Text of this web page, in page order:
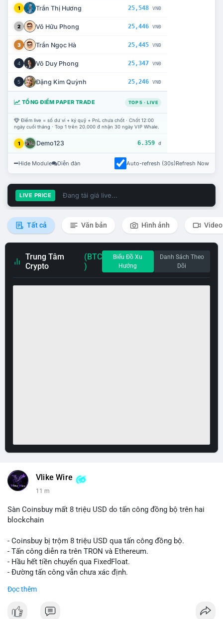
1 Trần Thị Hương 25,548 VNĐ
2 Võ Hữu Phong 25,446 VNĐ
3 Trần Ngọc Hà 25,445 VNĐ
4 Võ Duy Phong 25,347 VNĐ
5 Đặng Kim Quỳnh 25,246 VNĐ
TỔNG ĐIỂM PAPER TRADE TOP 5 · LIVE
Điểm live = số dư ví + ký quỹ + PnL chưa chốt · Chốt 12:00
ngày cuối tháng · Top 1 trên 20.000 đ nhận 30 ngày VIP Whale.
1 Demo123 6.359 đ
Hide Module Diễn đàn Auto-refresh (30s)Refresh Now
LIVE PRICE Đang tải giá live...
Tất cả Văn bản Hình ảnh Video
Trung Tâm
Crypto
(BTC
)
Biểu Đồ Xu
Hướng
Danh Sách Theo
Dõi
Vlike Wire
11 m
Sàn Coinsbuy mất 8 triệu USD do tấn công đồng bộ trên hai
blockchain
- Coinsbuy bị trộm 8 triệu USD qua tấn công đồng bộ.
- Tấn công diễn ra trên TRON và Ethereum.
- Hầu hết tiền chuyển qua FixedFloat.
- Đường tấn công vẫn chưa xác định.
#binancesquare
$trx $eth
Đọc thêm